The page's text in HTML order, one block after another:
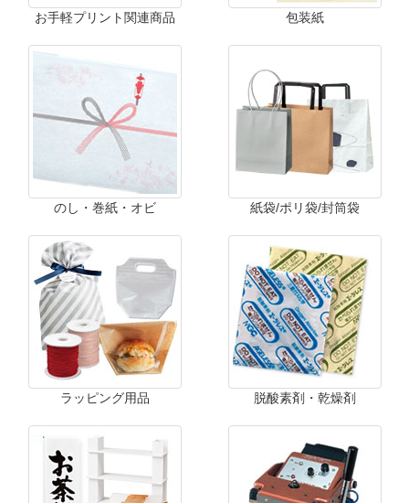
お手軽プリント関連商品 包装紙
のし・巻紙・オビ 紙袋/ポリ袋/封筒袋
ラッピング用品 脱酸素剤・乾燥剤